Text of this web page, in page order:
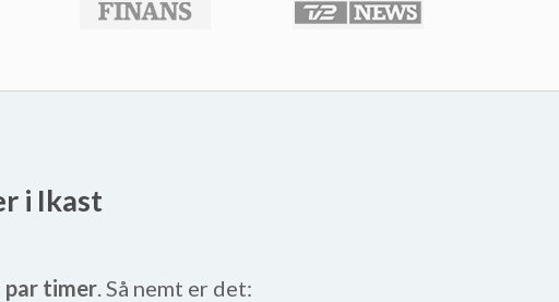
i Ikast
par timer. Så nemt er det: